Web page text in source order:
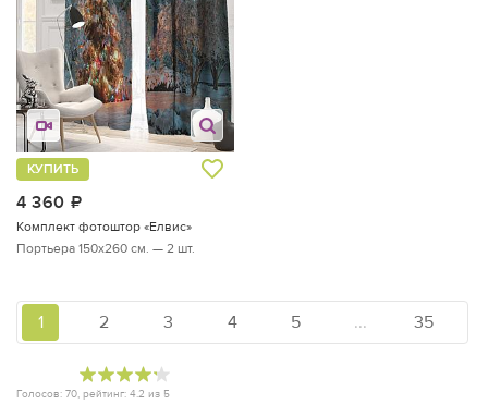
4 360
КУПИТЬ
Комплект фотоштор «Елвис»
Портьера 150х260 см. — 2 шт.
Голосов: 70, рейтинг: 4.2 из 5
1 2 3 4 5 ... 35